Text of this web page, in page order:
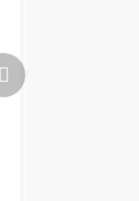
Ďalší
produkt